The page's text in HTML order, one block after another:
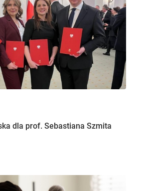
dla prof. Sebastiana Szmita